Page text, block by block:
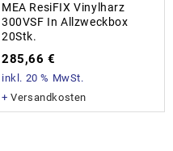
MEA ResiFIX Vinylharz
300VSF In Allzweckbox
20Stk.
285,66€
inkl. 20 % MwSt.
+Versandkosten